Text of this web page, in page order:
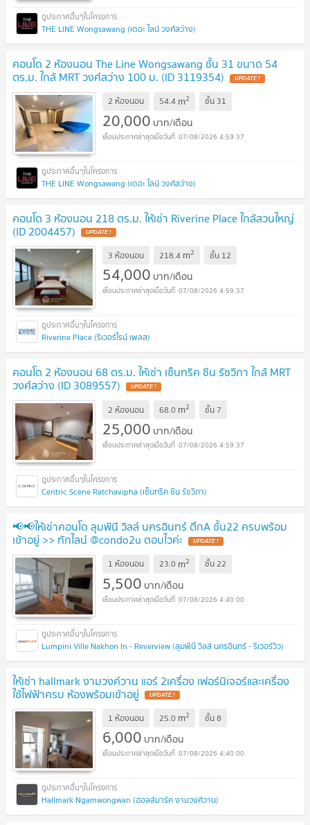
THE LINE Wongsawang (เดอะ ไลน์ วงศ์สว่าง)
คอนโด 2 ห้องนอน The Line Wongsawang ชั้น 31 ขนาด 54
ตร.ม. ใกล้ MRT วงศ์สว่าง 100 ม. (ID 3119354)
2 ห้องนอน 54.4 m2 ชั้น 31
20,000 บาท/เดือน
07/08/2026 4:59:37
THE LINE Wongsawang (เดอะ ไลน์ วงศ์สว่าง)
คอนโด 3 ห้องนอน 218 ตร.ม. ให้เช่า Riverine Place ใกล้สวนใหญ่
(ID 2004457)
3 ห้องนอน 218.4 m2 ชั้น 12
54,000 บาท/เดือน
07/08/2026 4:59:37
Riverine Place (ริเวอร์ไรน์ เพลส)
คอนโด 2 ห้องนอน 68 ตร.ม. ให้เช่า เซ็นทริค ซีน รัชวิภา ใกล้ MRT
วงศ์สว่าง (ID 3089557)
2 ห้องนอน 68.0 m2 ชั้น 7
25,000 บาท/เดือน
07/08/2026 4:59:37
Centric Scene Ratchavipha (เซ็นทริค ซีน รัชวิภา)
📢📢ให้เช่าคอนโด ลุมพินี วิลล์ นครอินทร์ ตึกA ชั้น22 ครบพร้อม
เข้าอยู่ >> ทักไลน์ @condo2u ตอบไวค่ะ
1 ห้องนอน 23.0 m2 ชั้น22
5,500 บาท/เดือน
07/08/2026 4:40:00
Lumpini Ville Nakhon In - Reverview (ลุมพินี วิลล์ นครอินทร์ - ริเวอร์วิว)
ให้เช่า hallmark งามวงค์วาน แอร์ 2เครื่อง เฟอร์นิเจอร์และเครื่อง
ใช้ไฟฟ้าครบ ห้องพร้อมเข้าอยู่
1 ห้องนอน 25.0 m2 ชั้น8
6,000 บาท/เดือน
07/08/2026 4:40:00
Hallmark Ngamwongwan (ฮอลล์มาร์ค งามวงศ์วาน)